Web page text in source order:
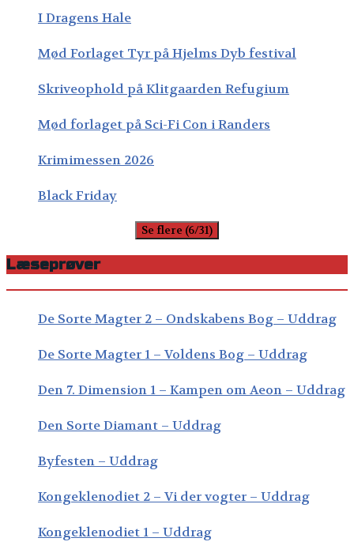
I Dragens Hale
Mød Forlaget Tyr på Hjelms Dyb festival
Skriveophold på Klitgaarden Refugium
Mød forlaget på Sci-Fi Con i Randers
Krimimessen 2026
Black Friday
Se flere (6/31)
Læseprøver
De Sorte Magter 2 – Ondskabens Bog – Uddrag
De Sorte Magter 1 – Voldens Bog – Uddrag
Den 7. Dimension 1 – Kampen om Aeon – Uddrag
Den Sorte Diamant – Uddrag
Byfesten – Uddrag
Kongeklenodiet 2 – Vi der vogter – Uddrag
Kongeklenodiet 1 – Uddrag